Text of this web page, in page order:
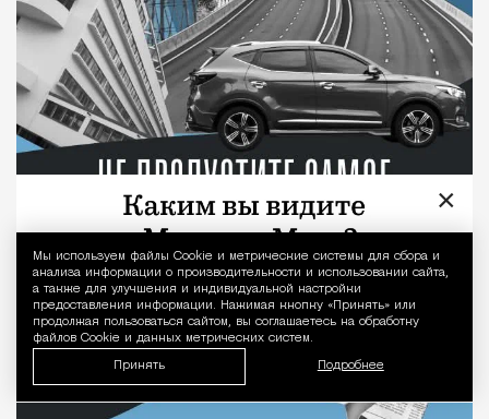
Уведомление
Мы используем файлы Сookie и метрические системы для сбора и
анализа информации о производительности и использовании сайта,
а также для улучшения и индивидуальной настройки
предоставления информации. Нажимая кнопку «Принять» или
продолжая пользоваться сайтом, вы соглашаетесь на обработку
файлов Cookie и данных метрических систем.
Принять Подробнее
×